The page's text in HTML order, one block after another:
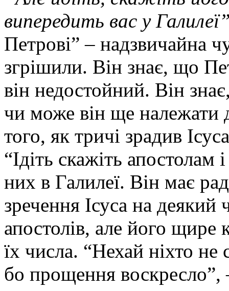
випередить вас у
Петрові” – надзвичайна
згрішили. Він знає, що
він недостойний. Він
чи може він ще належати
того, як тричі зрадив
“Ідіть скажіть
них в Галилеї. Він має
зречення Ісуса на деякий
апостолів, але його щире
їх числа. “Нехай ніхто
бо прощення воскресло”,